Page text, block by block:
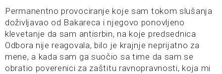
Permanentno provociranje koje sam tokom slušanja
doživljavao od Bakareca i njegovo ponovljeno
klevetanje da sam antisrbin, na koje predsednica
Odbora nije reagovala, bilo je krajnje neprijatno za
mene, a kada sam ga suočio sa time da sam se
obratio poverenici za zaštitu ravnopravnosti, koja mi